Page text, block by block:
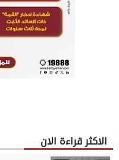
الاكثر قراءة الان